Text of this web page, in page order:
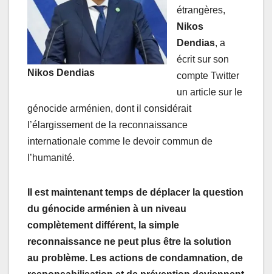
Nikos Dendias
étrangères,
Nikos
Dendias, a
écrit sur son
compte Twitter
un article sur le
génocide arménien, dont il considérait
l’élargissement de la reconnaissance
internationale comme le devoir commun de
l’humanité.
Il est maintenant temps de déplacer la question
du génocide arménien à un niveau
complètement différent, la simple
reconnaissance ne peut plus être la solution
au problème. Les actions de condamnation, de